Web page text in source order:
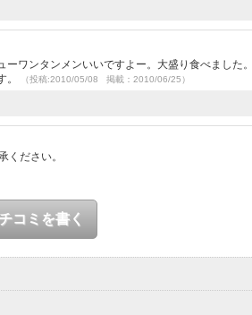
ワンタンメンいいですよー。大盛り食べました
。
（投稿:2010/05/08 掲載：2010/06/25）
ください。
コミを書く